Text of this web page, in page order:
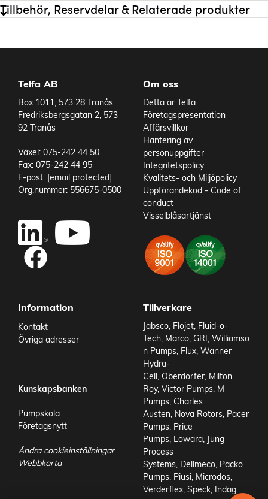
Certifikat
CE, EAC, DVE, GS, SA
Vikt
4 kg
Tillbehör, Reservdelar & Relaterade produkter
Add as new cart row
Telfa AB
Box 1011, 573 28 Tranås
Fredriksbergsgatan 2, 573
92 Tranås
Växel: 075-242 44 50
Fax: 075-242 44 95
E-post: [email protected]
Org.nummer: 556675-0500
Om oss
Detta är Telfa
Företagspresentation
Affärsvillkor
Hantering av
personuppgifter
Integritetspolicy
Kvalitets- och Miljöpolicy
Uppförandekod - Code of
conduct
Visselblåsartjänst
Information
Kontakt
Övriga adresser
Kunskapsbanken
Pumpskola
Företagsnytt
Ändra cookieinställningar
Webbkarta
Tillverkare
Jabsco, Flojet, Fluid-o-
Tech, Marco, GRI, Williamso
n Pumps, Flux, Wanner
Hydra-
Cell, Oberdorfer, Milton
Roy, Victor Pumps, M
Pumps, Charles
Austen, Nova Rotors, Pacer
Pumps, Price
Pumps, Lowara, Jung
Process
Systems, Dellmeco, Packo
Pumps, Piusi, Microdos,
Verderflex, Speck, Indag